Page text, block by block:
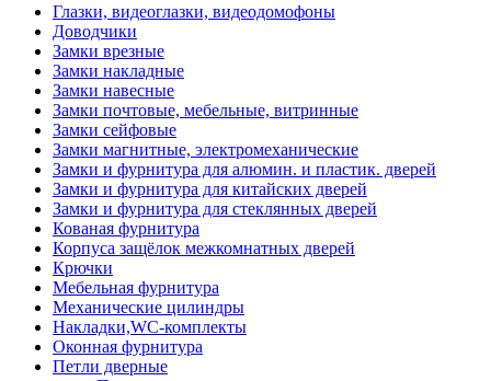
Глазки, видеоглазки, видеодомофоны
Доводчики
Замки врезные
Замки накладные
Замки навесные
Замки почтовые, мебельные, витринные
Замки сейфовые
Замки магнитные, электромеханические
Замки и фурнитура для алюмин. и пластик. дверей
Замки и фурнитура для китайских дверей
Замки и фурнитура для стеклянных дверей
Кованая фурнитура
Корпуса защёлок межкомнатных дверей
Крючки
Мебельная фурнитура
Механические цилиндры
Накладки,WC-комплекты
Оконная фурнитура
Петли дверные